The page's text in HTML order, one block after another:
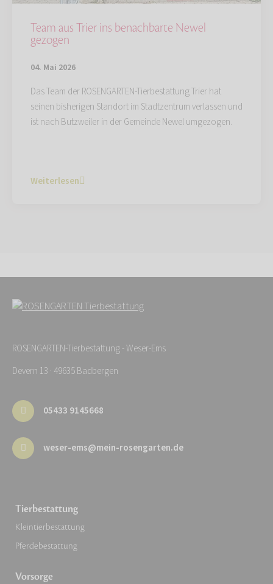
Team aus Trier ins benachbarte Newel
gezogen
04. Mai 2026
Das Team der ROSENGARTEN-Tierbestattung Trier hat
seinen bisherigen Standort im Stadtzentrum verlassen und
ist nach Butzweiler in der Gemeinde Newel umgezogen.
Weiterlesen
ROSENGARTEN-Tierbestattung - Weser-Ems
Devern 13 · 49635 Badbergen
05433 9145668
weser-ems@mein-rosengarten.de
Tierbestattung
Kleintierbestattung
Pferdebestattung
Vorsorge